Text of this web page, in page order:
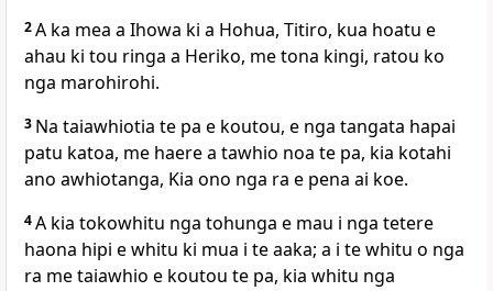
2A ka mea a Ihowa ki a Hohua, Titiro, kua hoatu e
ahau ki tou ringa a Heriko, me tona kingi, ratou ko
nga marohirohi.
3 Na taiawhiotia te pa e koutou, e nga tangata hapai
patu katoa, me haere a tawhio noa te pa, kia kotahi
ano awhiotanga, Kia ono nga ra e pena ai koe.
4A kia tokowhitu nga tohunga e mau i nga tetere
haona hipi e whitu ki mua i te aaka; a i te whitu o nga
ra me taiawhio e koutou te pa, kia whitu nga